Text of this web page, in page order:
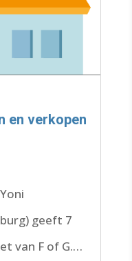
en verkopen
geeft 7
van F of G.